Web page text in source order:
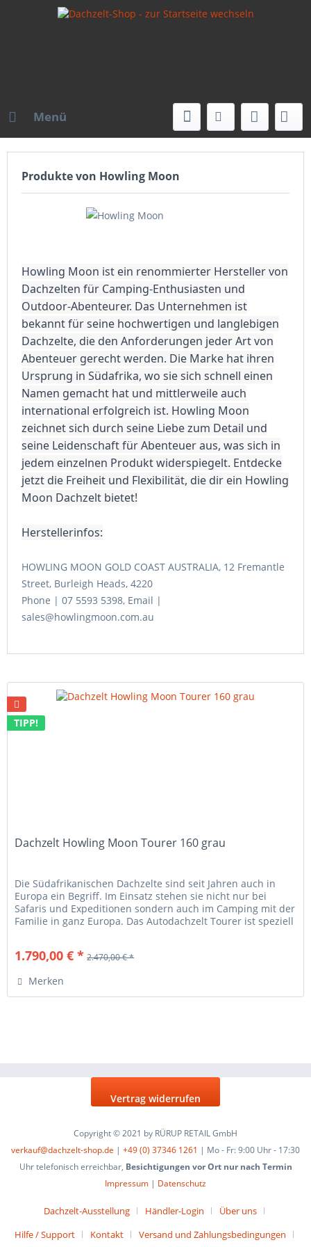
Menü
Produkte von Howling Moon
Howling Moon ist ein renommierter Hersteller von
Dachzelten für Camping-Enthusiasten und
Outdoor-Abenteurer. Das Unternehmen ist
bekannt für seine hochwertigen und langlebigen
Dachzelte, die den Anforderungen jeder Art von
Abenteuer gerecht werden. Die Marke hat ihren
Ursprung in Südafrika, wo sie sich schnell einen
Namen gemacht hat und mittlerweile auch
international erfolgreich ist. Howling Moon
zeichnet sich durch seine Liebe zum Detail und
seine Leidenschaft für Abenteuer aus, was sich in
jedem einzelnen Produkt widerspiegelt. Entdecke
jetzt die Freiheit und Flexibilität, die dir ein Howling
Moon Dachzelt bietet!
Herstellerinfos:
HOWLING MOON GOLD COAST AUSTRALIA, 12 Fremantle
Street, Burleigh Heads, 4220
Phone | 07 5593 5398, Email |
sales@howlingmoon.com.au
TIPP!
Dachzelt Howling Moon Tourer 160 grau
Die Südafrikanischen Dachzelte sind seit Jahren auch in
Europa ein Begriff. Im Einsatz stehen sie nicht nur bei
Safaris und Expeditionen sondern auch im Camping mit der
Familie in ganz Europa. Das Autodachzelt Tourer ist speziell
1.790,00 € * 2.470,00 € *
Merken
Vertrag widerrufen
Copyright © 2021 by RÜRUP RETAIL GmbH
verkauf@dachzelt-shop.de | +49 (0) 37346 1261 | Mo - Fr: 9:00 Uhr - 17:30
Uhr telefonisch erreichbar, Besichtigungen vor Ort nur nach Termin
Impressum | Datenschutz
Dachzelt-Ausstellung Händler-Login
Über uns
Hilfe / Support
Kontakt Versand und Zahlungsbedingungen